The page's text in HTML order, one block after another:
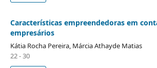
Características empreendedoras em
empresários
Kátia Rocha Pereira, Márcia Athayde Matias
22 - 30